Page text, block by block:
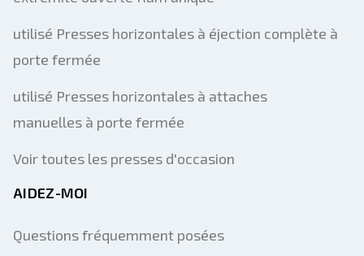
utilisé Presses horizontales à éjection complète à
porte fermée
utilisé Presses horizontales à attaches
manuelles à porte fermée
Voir toutes les presses d'occasion
AIDEZ-MOI
Questions fréquemment posées